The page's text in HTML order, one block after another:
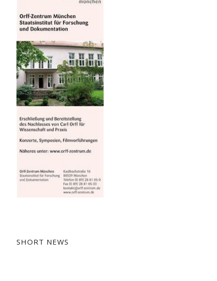
SHORT NEWS